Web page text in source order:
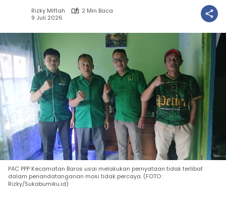
Rizky Miftah
2 Min Baca
9 Juli 2026
PAC PPP Kecamatan Baros usai melakukan pernyataan tidak terlibat
dalam penandatanganan mosi tidak percaya. (FOTO :
Rizky/Sukabumiku.id)